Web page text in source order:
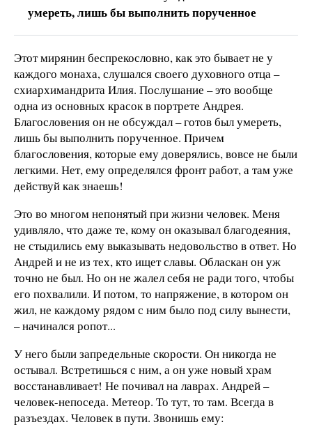
умереть, лишь бы выполнить порученное
Этот мирянин беспрекословно, как это бывает не у
каждого монаха, слушался своего духовного отца –
схиархимандрита Илия. Послушание – это вообще
одна из основных красок в портрете Андрея.
Благословения он не обсуждал – готов был умереть,
лишь бы выполнить порученное. Причем
благословения, которые ему доверялись, вовсе не были
легкими. Нет, ему определялся фронт работ, а там уже
действуй как знаешь!
Это во многом непонятый при жизни человек. Меня
удивляло, что даже те, кому он оказывал благодеяния,
не стыдились ему выказывать недовольство в ответ. Но
Андрей и не из тех, кто ищет славы. Обласкан он уж
точно не был. Но он не жалел себя не ради того, чтобы
его похвалили. И потом, то напряжение, в котором он
жил, не каждому рядом с ним было под силу вынести,
– начинался ропот...
У него были запредельные скорости. Он никогда не
остывал. Встретишься с ним, а он уже новый храм
восстанавливает! Не почивал на лаврах. Андрей –
человек-непоседа. Метеор. То тут, то там. Всегда в
разъездах. Человек в пути. Звонишь ему: